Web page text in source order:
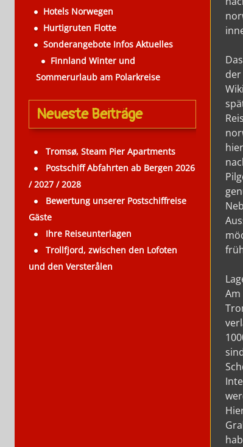
Hotels Norwegen
Hurtigruten Flotte
Sonderangebote Infos Aktuelles
Finnland Winter und
Sommerurlaub am Polarkreise
Neueste Beiträge
Tromsø, Steam Pier Apartments
Postschiff Abfahrten ab Bergen 2026
/ 2027 / 2028
Bewertung unserer Postschiffreise
Gäste
Ihre Reiseunterlagen
Trollfjord, zwischen den Lofoten
und den Versterålen